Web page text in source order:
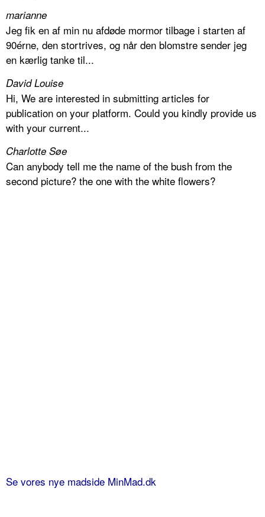
marianne
Jeg fik en af min nu afdøde mormor tilbage i starten af
90érne, den stortrives, og når den blomstre sender jeg
en kærlig tanke til...
David Louise
Hi, We are interested in submitting articles for
publication on your platform. Could you kindly provide us
with your current...
Charlotte Søe
Can anybody tell me the name of the bush from the
second picture? the one with the white flowers?
Se vores nye madside MinMad.dk